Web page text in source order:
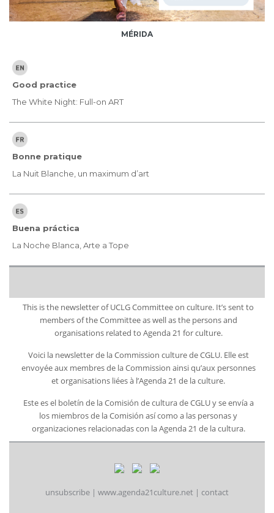
MÉRIDA
Good practice
The White Night: Full-on ART
Bonne pratique
La Nuit Blanche, un maximum d’art
Buena práctica
La Noche Blanca, Arte a Tope
This is the newsletter of UCLG Committee on culture. It’s sent to
members of the Committee as well as the persons and
organisations related to Agenda 21 for culture.
Voici la newsletter de la Commission culture de CGLU. Elle est
envoyée aux membres de la Commission ainsi qu’aux personnes
et organisations liées à l’Agenda 21 de la culture.
Este es el boletín de la Comisión de cultura de CGLU y se envía a
los miembros de la Comisión así como a las personas y
organizaciones relacionadas con la Agenda 21 de la cultura.
unsubscribe | www.agenda21culture.net | contact